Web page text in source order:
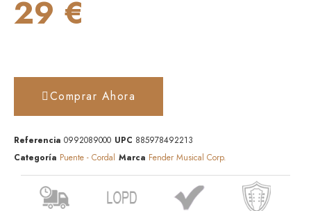
29 €
Comprar Ahora
Referencia 0992089000 UPC 885978492213
Categoría Puente - Cordal Marca Fender Musical Corp.